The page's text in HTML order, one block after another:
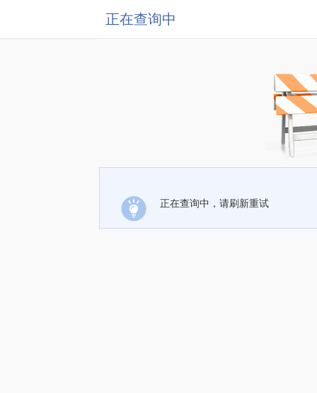
正在查询中
正在查询中，请刷新重试